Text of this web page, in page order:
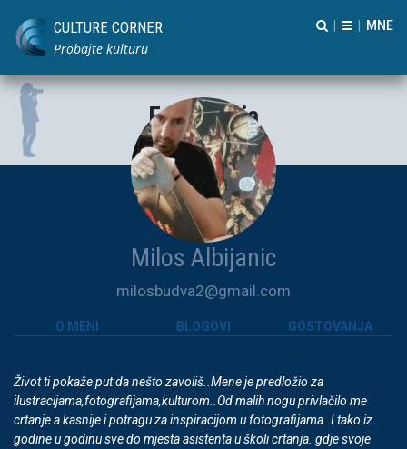
CULTURE CORNER
Probajte kulturu
Fotografija
Milos Albijanic
milosbudva2@gmail.com
O MENI BLOGOVI GOSTOVANJA
Život ti pokaže put da nešto zavoliš..Mene je predložio za
ilustracijama,fotografijama,kulturom..Od malih nogu privlačilo me
crtanje a kasnije i potragu za inspiracijom u fotografijama..I tako iz
godine u godinu sve do mjesta asistenta u školi crtanja. gdje svoje